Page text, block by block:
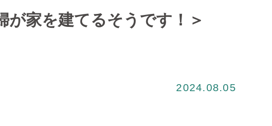
家を建てるそうです！＞
2024.08.05